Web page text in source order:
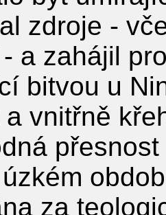
zdroje -
a zahájil
bitvou u
vnitřně
za